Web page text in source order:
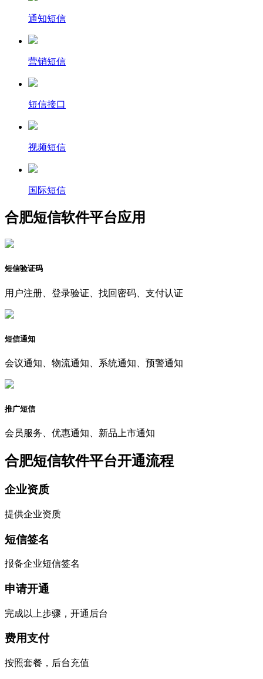
通知短信
营销短信
短信接口
视频短信
国际短信
合肥短信软件平台应用
短信验证码
用户注册、登录验证、找回密码、支付认证
短信通知
会议通知、物流通知、系统通知、预警通知
推广短信
会员服务、优惠通知、新品上市通知
合肥短信软件平台开通流程
企业资质
提供企业资质
短信签名
报备企业短信签名
申请开通
完成以上步骤，开通后台
费用支付
按照套餐，后台充值